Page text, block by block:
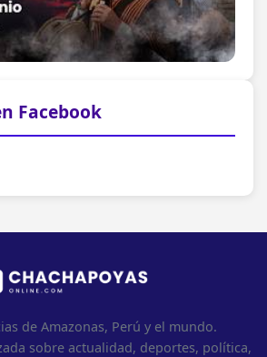
Facebook
de Amazonas, Perú y el mundo.
sobre actualidad, deportes, política,